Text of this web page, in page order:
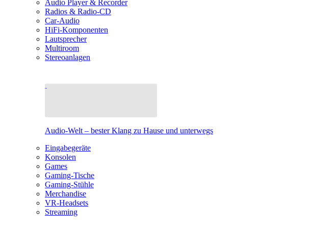
Audio Player & Recorder
Radios & Radio-CD
Car-Audio
HiFi-Komponenten
Lautsprecher
Multiroom
Stereoanlagen
Audio-Welt – bester Klang zu Hause und unterwegs
Eingabegeräte
Konsolen
Games
Gaming-Tische
Gaming-Stühle
Merchandise
VR-Headsets
Streaming